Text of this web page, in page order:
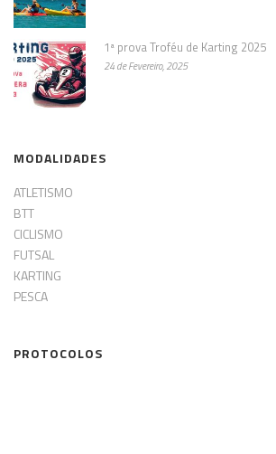
1ª prova Troféu de Karting 2025
24 de Fevereiro, 2025
MODALIDADES
ATLETISMO
BTT
CICLISMO
FUTSAL
KARTING
PESCA
PROTOCOLOS